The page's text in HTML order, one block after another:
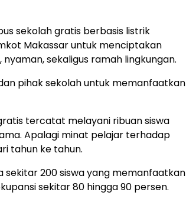
sekolah gratis berbasis listrik
Makassar untuk menciptakan
sekaligus ramah lingkungan.
pihak sekolah untuk memanfaatkan
tercatat melayani ribuan siswa
Apalagi minat pelajar terhadap
tahun ke tahun.
200 siswa yang memanfaatkan
sekitar 80 hingga 90 persen.